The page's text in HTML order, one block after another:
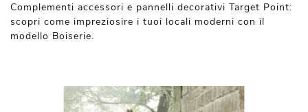
Complementi accessori e pannelli decorativi Target Point:
scopri come impreziosire i tuoi locali moderni con il
modello Boiserie.